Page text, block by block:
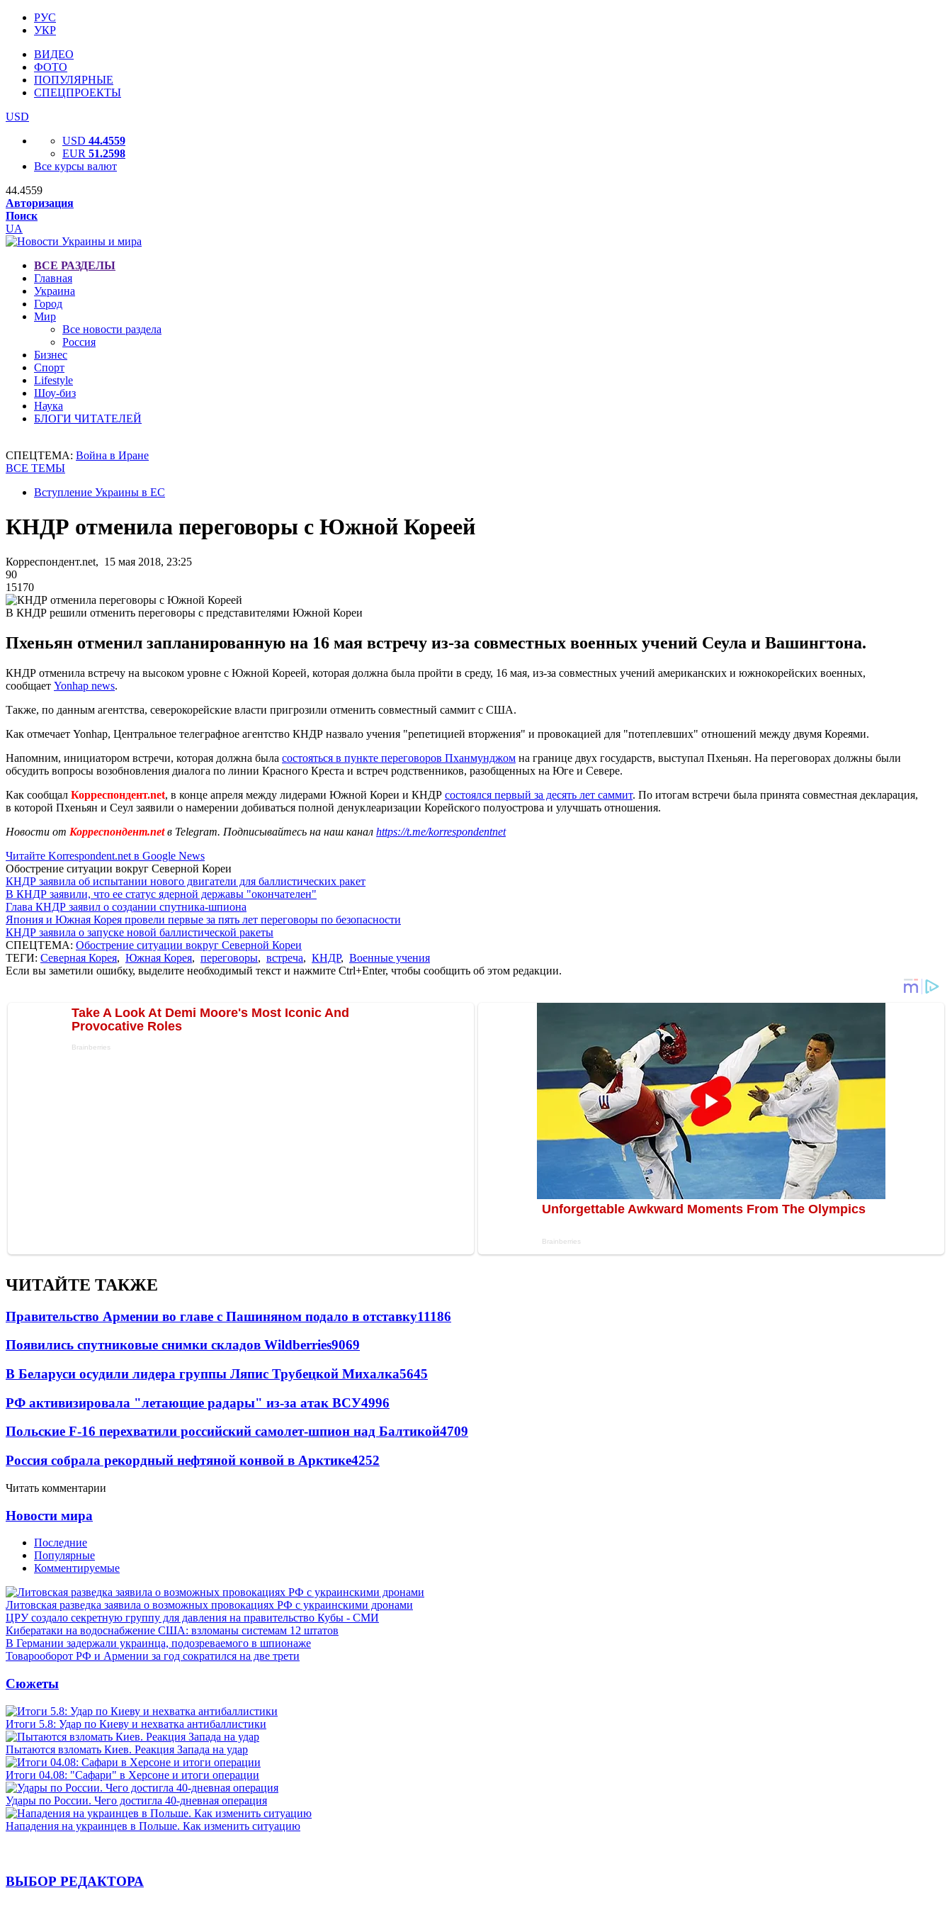
РУС
УКР
ВИДЕО
ФОТО
ПОПУЛЯРНЫЕ
СПЕЦПРОЕКТЫ
USD
USD 44.4559
EUR 51.2598
Все курсы валют
44.4559
Авторизация
Поиск
UA
ВСЕ РАЗДЕЛЫ
Главная
Украина
Город
Мир
Все новости раздела
Россия
Бизнес
Спорт
Lifestyle
Шоу-биз
Наука
БЛОГИ ЧИТАТЕЛЕЙ
СПЕЦТЕМА: Война в Иране
ВСЕ ТЕМЫ
Вступление Украины в ЕС
КНДР отменила переговоры с Южной Кореей
Корреспондент.net, 15 мая 2018, 23:25
90
15170
В КНДР решили отменить переговоры с представителями Южной Кореи
Пхеньян отменил запланированную на 16 мая встречу из-за совместных военных учений Сеула и Вашингтона.
КНДР отменила встречу на высоком уровне с Южной Кореей, которая должна была пройти в среду, 16 мая, из-за совместных учений американских и южнокорейских военных,
сообщает Yonhap news.
Также, по данным агентства, северокорейские власти пригрозили отменить совместный саммит с США.
Как отмечает Yonhap, Центральное телеграфное агентство КНДР назвало учения "репетицией вторжения" и провокацией для "потеплевших" отношений между двумя Кореями.
Напомним, инициатором встречи, которая должна была состояться в пункте переговоров Пханмунджом на границе двух государств, выступал Пхеньян. На переговорах должны были
обсудить вопросы возобновления диалога по линии Красного Креста и встреч родственников, разобщенных на Юге и Севере.
Как сообщал Корреспондент.net, в конце апреля между лидерами Южной Кореи и КНДР состоялся первый за десять лет саммит. По итогам встречи была принята совместная декларация,
в которой Пхеньян и Сеул заявили о намерении добиваться полной денуклеаризации Корейского полуострова и улучшать отношения.
Новости от Корреспондент.netв Telegram. Подписывайтесь на наш канал https://t.me/korrespondentnet
Читайте Korrespondent.net в Google News
Обострение ситуации вокруг Северной Кореи
КНДР заявила об испытании нового двигатели для баллистических ракет
В КНДР заявили, что ее статус ядерной державы "окончателен"
Глава КНДР заявил о создании спутника-шпиона
Япония и Южная Корея провели первые за пять лет переговоры по безопасности
КНДР заявила о запуске новой баллистической ракеты
СПЕЦТЕМА: Обострение ситуации вокруг Северной Кореи
ТЕГИ: Северная Корея, Южная Корея, переговоры, встреча, КНДР, Военные учения
Если вы заметили ошибку, выделите необходимый текст и нажмите Ctrl+Enter, чтобы сообщить об этом редакции.
ЧИТАЙТЕ ТАКЖЕ
Правительство Армении во главе с Пашиняном подало в отставку11186
Появились спутниковые снимки складов Wildberries9069
В Беларуси осудили лидера группы Ляпис Трубецкой Михалка5645
РФ активизировала "летающие радары" из-за атак ВСУ4996
Польские F-16 перехватили российский самолет-шпион над Балтикой4709
Россия собрала рекордный нефтяной конвой в Арктике4252
Читать комментарии
Новости мира
Последние
Популярные
Комментируемые
Литовская разведка заявила о возможных провокациях РФ с украинскими дронами
ЦРУ создало секретную группу для давления на правительство Кубы - СМИ
Кибератаки на водоснабжение США: взломаны системам 12 штатов
В Германии задержали украинца, подозреваемого в шпионаже
Товарооборот РФ и Армении за год сократился на две трети
Сюжеты
Итоги 5.8: Удар по Киеву и нехватка антибаллистики
Пытаются взломать Киев. Реакция Запада на удар
Итоги 04.08: "Сафари" в Херсоне и итоги операции
Удары по России. Чего достигла 40-дневная операция
Нападения на украинцев в Польше. Как изменить ситуацию
ВЫБОР РЕДАКТОРА